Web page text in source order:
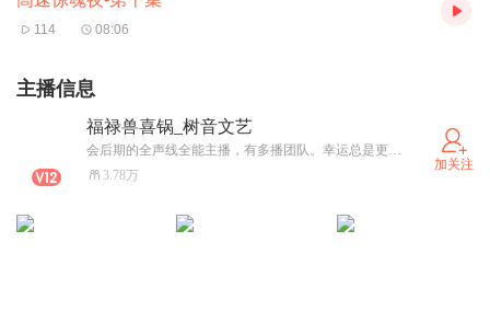
114 08:06
主播信息
福禄兽喜锅_树音文艺
会后期的全声线全能主播，有多播团队。幸运总是更青睐努力的人！拼尽全力才能握紧幸运！
3.78万
加关注